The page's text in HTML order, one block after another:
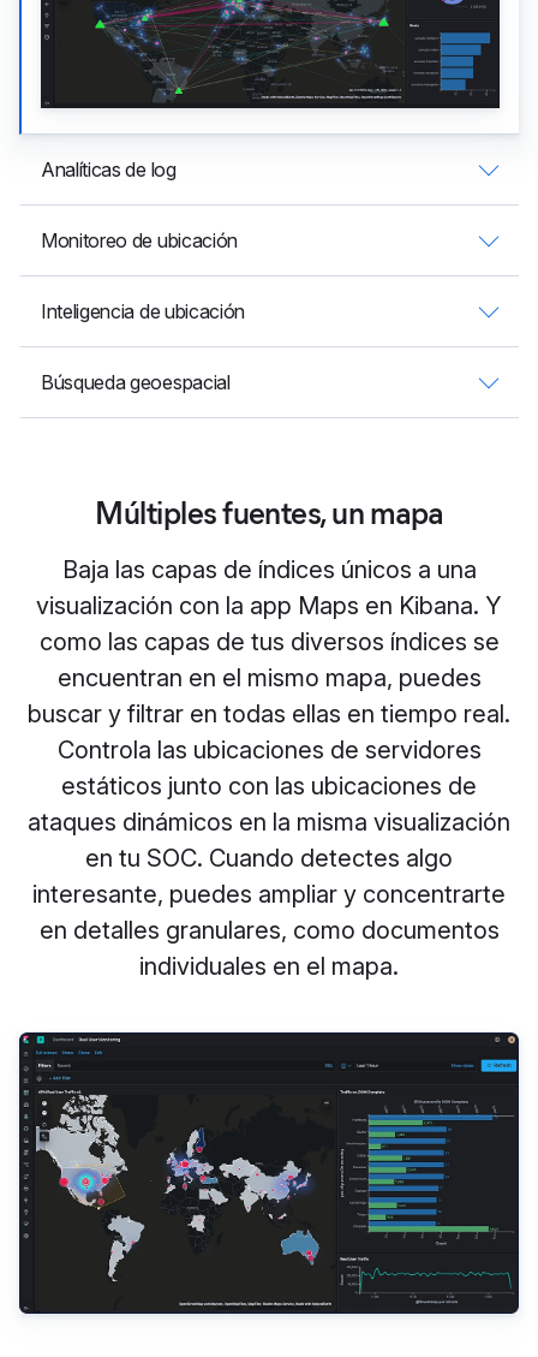
Analíticas de log
Monitoreo de ubicación
Inteligencia de ubicación
Búsqueda geoespacial
Múltiples fuentes, un mapa
Baja las capas de índices únicos a una
visualización con la app Maps en Kibana. Y
como las capas de tus diversos índices se
encuentran en el mismo mapa, puedes
buscar y filtrar en todas ellas en tiempo real.
Controla las ubicaciones de servidores
estáticos junto con las ubicaciones de
ataques dinámicos en la misma visualización
en tu SOC. Cuando detectes algo
interesante, puedes ampliar y concentrarte
en detalles granulares, como documentos
individuales en el mapa.